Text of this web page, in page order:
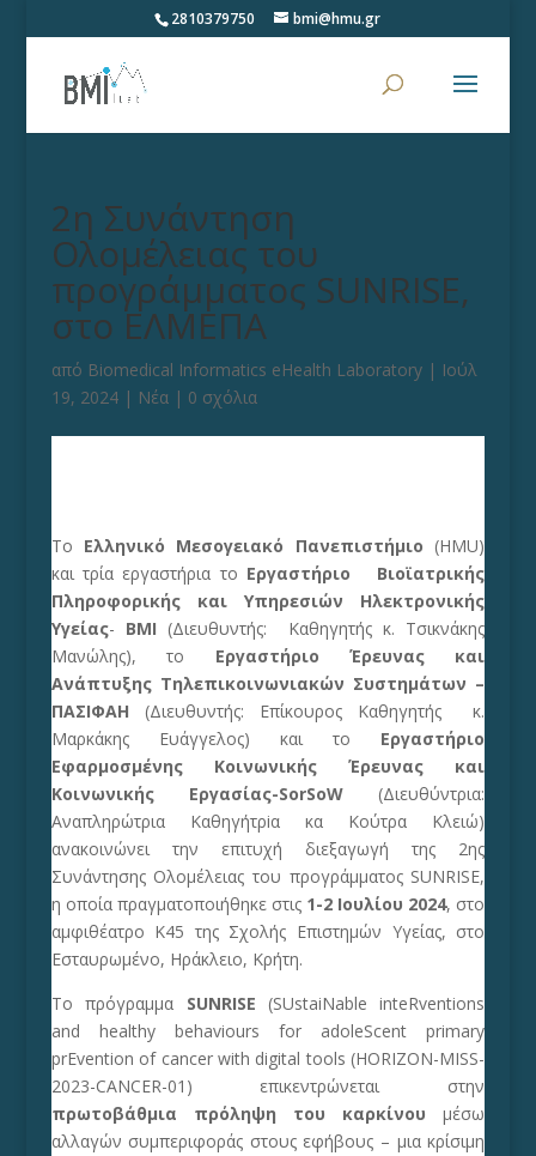
2810379750 bmi@hmu.gr
2η Συνάντηση
Ολομέλειας του
προγράμματος SUNRISE,
στο ΕΛΜΕΠΑ
από Biomedical Informatics eHealth Laboratory| Ιούλ
19, 2024| Νέα| 0 σχόλια
Το Ελληνικό Μεσογειακό Πανεπιστήμιο (HMU)
και τρία εργαστήρια το Εργαστήριο Βιοϊατρικής
Πληροφορικής και Υπηρεσιών Ηλεκτρονικής
Υγείας- BMI (Διευθυντής: Καθηγητής κ. Τσικνάκης
Μανώλης), το Εργαστήριο Έρευνας και
Ανάπτυξης Τηλεπικοινωνιακών Συστημάτων –
ΠΑΣΙΦΑΗ (Διευθυντής: Επίκουρος Καθηγητής κ.
Μαρκάκης Ευάγγελος) και το Εργαστήριο
Εφαρμοσμένης Κοινωνικής Έρευνας και
Κοινωνικής Εργασίας-SorSoW (Διευθύντρια:
Αναπληρώτρια Καθηγήτρiα κα Κούτρα Κλειώ)
ανακοινώνει την επιτυχή διεξαγωγή της 2ης
Συνάντησης Ολομέλειας του προγράμματος SUNRISE,
η οποία πραγματοποιήθηκε στις 1-2 Ιουλίου 2024, στο
αμφιθέατρο Κ45 της Σχολής Επιστημών Υγείας, στο
Εσταυρωμένο, Ηράκλειο, Κρήτη.
Το πρόγραμμα SUNRISE (SUstaiNable inteRventions
and healthy behaviours for adoleScent primary
prEvention of cancer with digital tools (HORIZON-MISS-
2023-CANCER-01 ) επικεντρώνεται στην
πρωτοβάθμια πρόληψη του καρκίνου μέσω
αλλαγών συμπεριφοράς στους εφήβους – μια κρίσιμη